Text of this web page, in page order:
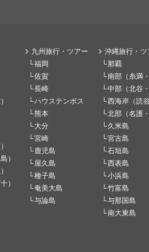
）
）
九州旅行・ツアー
福岡
佐賀
長崎
ハウステンボス
熊本
大分
宮崎
鹿児島
屋久島
種子島
奄美大島
与論島
沖縄旅行・ツ
那覇
南部（糸満
中部（北谷
西海岸（読
北部（名護・
久米島
宮古島
石垣島
西表島
小浜島
竹富島
与那国島
南大東島